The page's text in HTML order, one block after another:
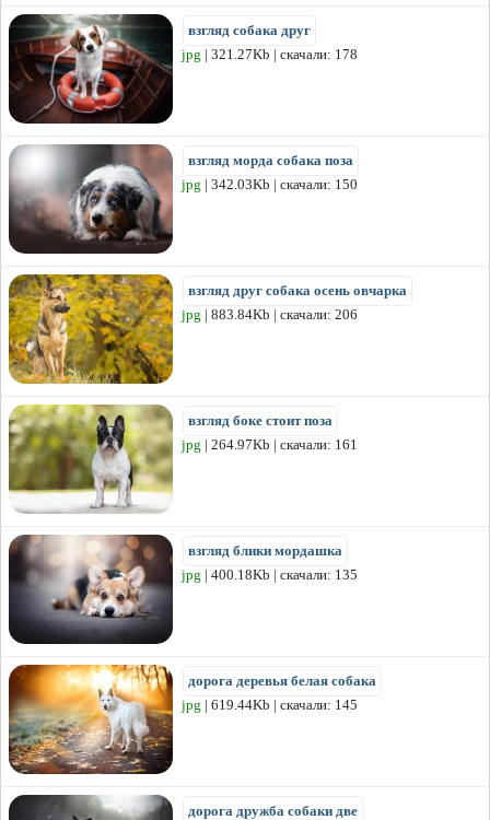
взгляд собака друг
jpg | 321.27Kb | скачали: 178
взгляд морда собака поза
jpg | 342.03Kb | скачали: 150
взгляд друг собака осень овчарка
jpg | 883.84Kb | скачали: 206
взгляд боке стоит поза
jpg | 264.97Kb | скачали: 161
взгляд блики мордашка
jpg | 400.18Kb | скачали: 135
дорога деревья белая собака
jpg | 619.44Kb | скачали: 145
дорога дружба собаки две